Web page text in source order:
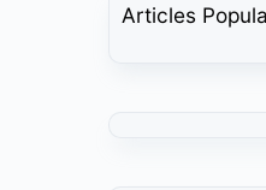
Articles